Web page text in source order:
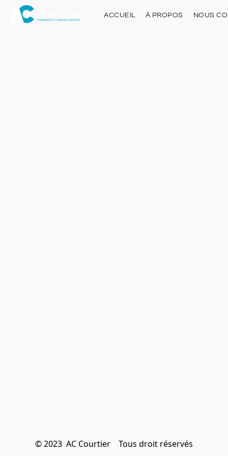
ACCUEIL À PROPOS NOUS
© 2023  AC Courtier    Tous droit réservés